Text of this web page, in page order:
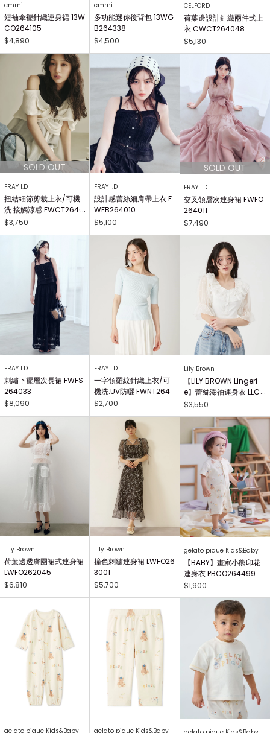
emmi
短袖傘襬針織連身裙 13W
CO264105
$4,890
emmi
多功能迷你後背包 13WG
B264338
$4,500
CELFORD
荷葉邊設計針織兩件式上
衣 CWCT264048
$5,130
FRAY I.D
扭結細節剪裁上衣/可機
洗.接觸涼感 FWCT2640
25
$3,750
FRAY I.D
設計感蕾絲細肩帶上衣 F
WFB264010
$5,100
FRAY I.D
交叉領層次連身裙 FWFO
264011
$7,490
FRAY I.D
刺繡下襬層次長裙 FWFS
264033
$8,090
FRAY I.D
一字領羅紋針織上衣/可
機洗.UV防曬 FWNT2640
29
$2,700
Lily Brown
【LILY BROWN Lingeri
e】蕾絲澎袖連身衣 LLCO
262503
$3,550
Lily Brown
荷葉邊透膚圍裙式連身裙
LWFO262045
$6,810
Lily Brown
撞色刺繡連身裙 LWFO26
3001
$5,700
gelato pique Kids&Baby
【BABY】畫家小熊印花
連身衣 PBCO264499
$1,900
gelato pique Kids&Baby gelato pique Kids&Baby